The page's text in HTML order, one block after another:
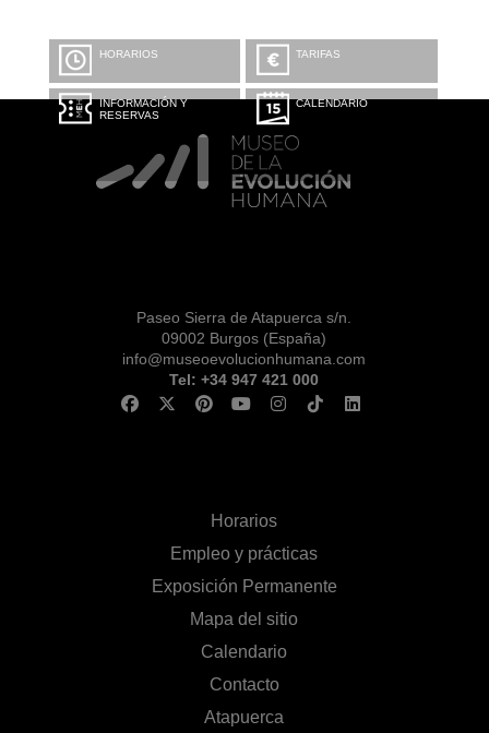
HORARIOS TARIFAS
INFORMACIÓN Y
RESERVAS
CALENDARIO
Paseo Sierra de Atapuerca s/n.
09002 Burgos (España)
info@museoevolucionhumana.com
Tel: +34 947 421 000
Horarios
Empleo y prácticas
Exposición Permanente
Mapa del sitio
Calendario
Contacto
Atapuerca